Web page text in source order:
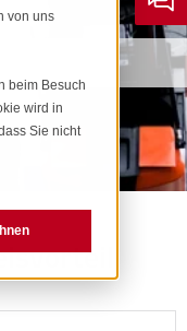
von uns
beim Besuch
wird in
Sie nicht